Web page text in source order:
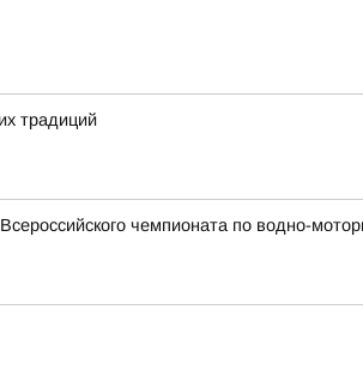
традиций
чемпионата по водно-